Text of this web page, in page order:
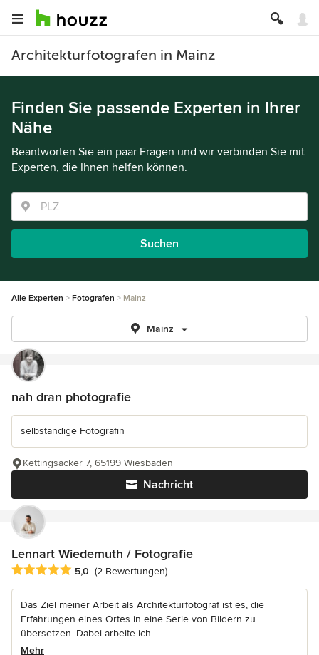
Architekturfotografen in Mainz
Finden Sie passende Experten in Ihrer
Nähe
Beantworten Sie ein paar Fragen und wir verbinden Sie mit
Experten, die Ihnen helfen können.
Suchen
Alle Experten Fotografen Mainz
Mainz
nah dran photografie
selbständige Fotografin
Nachricht
Kettingsacker 7, 65199 Wiesbaden
Lennart Wiedemuth / Fotografie
Durchschnittliche Bewertung: 5 von 5 Sternen
5,0 (2 Bewertungen)
Das Ziel meiner Arbeit als Architekturfotograf ist es, die
Erfahrungen eines Ortes in eine Serie von Bildern zu
übersetzen. Dabei arbeite ich...
Mehr